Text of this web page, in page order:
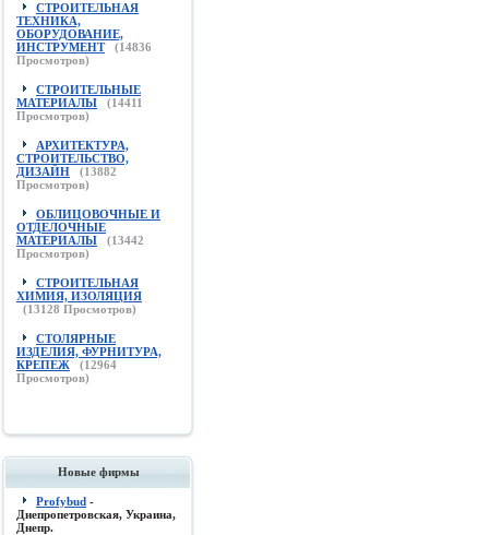
СТРОИТЕЛЬНАЯ
ТЕХНИКА,
ОБОРУДОВАНИЕ,
ИНСТРУМЕНТ
(14836
Просмотров)
СТРОИТЕЛЬНЫЕ
МАТЕРИАЛЫ
(14411
Просмотров)
АРХИТЕКТУРА,
СТРОИТЕЛЬСТВО,
ДИЗАЙН
(13882
Просмотров)
ОБЛИЦОВОЧНЫЕ И
ОТДЕЛОЧНЫЕ
МАТЕРИАЛЫ
(13442
Просмотров)
СТРОИТЕЛЬНАЯ
ХИМИЯ, ИЗОЛЯЦИЯ
(13128 Просмотров)
СТОЛЯРНЫЕ
ИЗДЕЛИЯ, ФУРНИТУРА,
КРЕПЕЖ
(12964
Просмотров)
Новые фирмы
Profybud -
Днепропетровская, Украина,
Днепр.